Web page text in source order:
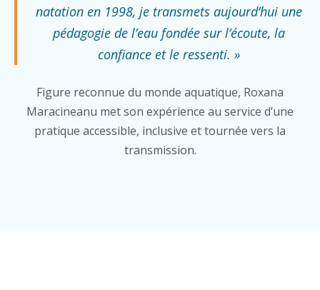
natation en 1998, je transmets aujourd’hui une
pédagogie de l’eau fondée sur l’écoute, la
confiance et le ressenti. »
Figure reconnue du monde aquatique, Roxana
Maracineanu met son expérience au service d’une
pratique accessible, inclusive et tournée vers la
transmission.